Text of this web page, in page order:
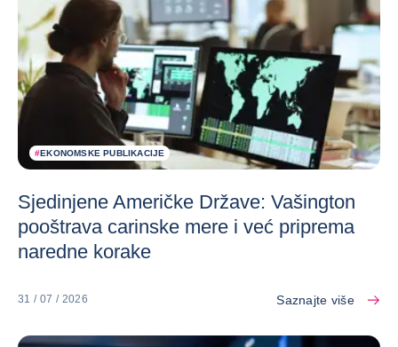
#EKONOMSKE PUBLIKACIJE
Sjedinjene Američke Države: Vašington
pooštrava carinske mere i već priprema
naredne korake
31 / 07 / 2026 Saznajte više